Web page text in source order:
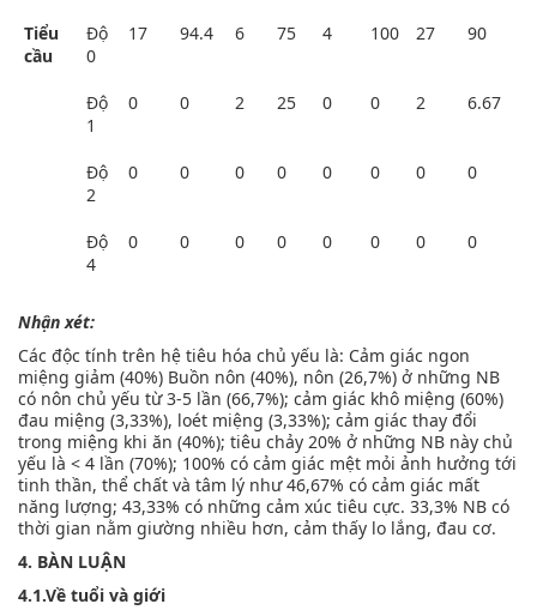
Tiểu
cầu
Độ
0
17 94.4 6 75 4 100 27 90
Độ
1
0 0 2 25 0 0 2 6.67
Độ
2
0 0 0 0 0 0 0 0
Độ
4
0 0 0 0 0 0 0 0
Nhận xét:
Các độc tính trên hệ tiêu hóa chủ yếu là: Cảm giác ngon
miệng giảm (40%) Buồn nôn (40%), nôn (26,7%) ở những NB
có nôn chủ yếu từ 3-5 lần (66,7%); cảm giác khô miệng (60%)
đau miệng (3,33%), loét miệng (3,33%); cảm giác thay đổi
trong miệng khi ăn (40%); tiêu chảy 20% ở những NB này chủ
yếu là < 4 lần (70%); 100% có cảm giác mệt mỏi ảnh hưởng tới
tinh thần, thể chất và tâm lý như 46,67% có cảm giác mất
năng lượng; 43,33% có những cảm xúc tiêu cực. 33,3% NB có
thời gian nằm giường nhiều hơn, cảm thấy lo lắng, đau cơ.
4. BÀN LUẬN
4.1.Về tuổi và giới